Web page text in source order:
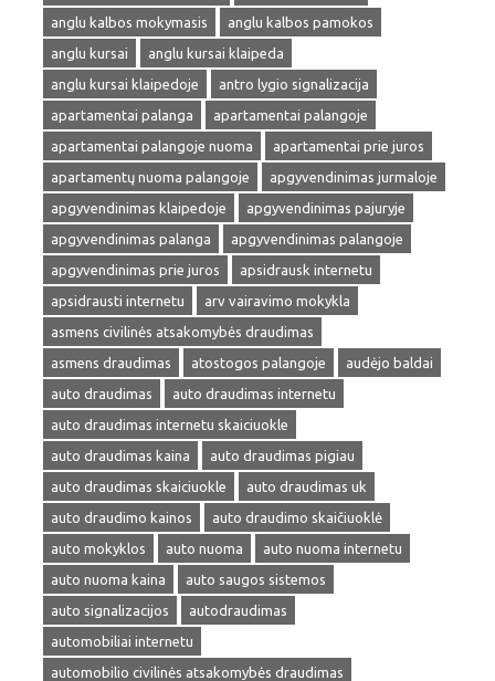
anglu kalbos mokymasis
anglu kalbos pamokos
anglu kursai
anglu kursai klaipeda
anglu kursai klaipedoje
antro lygio signalizacija
apartamentai palanga
apartamentai palangoje
apartamentai palangoje nuoma
apartamentai prie juros
apartamentų nuoma palangoje
apgyvendinimas jurmaloje
apgyvendinimas klaipedoje
apgyvendinimas pajuryje
apgyvendinimas palanga
apgyvendinimas palangoje
apgyvendinimas prie juros
apsidrausk internetu
apsidrausti internetu
arv vairavimo mokykla
asmens civilinės atsakomybės draudimas
asmens draudimas
atostogos palangoje
audėjo baldai
auto draudimas
auto draudimas internetu
auto draudimas internetu skaiciuokle
auto draudimas kaina
auto draudimas pigiau
auto draudimas skaiciuokle
auto draudimas uk
auto draudimo kainos
auto draudimo skaičiuoklė
auto mokyklos
auto nuoma
auto nuoma internetu
auto nuoma kaina
auto saugos sistemos
auto signalizacijos
autodraudimas
automobiliai internetu
automobilio civilinės atsakomybės draudimas